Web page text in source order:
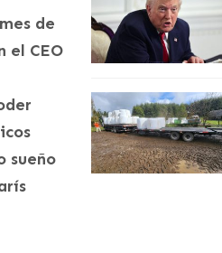
de
el CEO
sueño